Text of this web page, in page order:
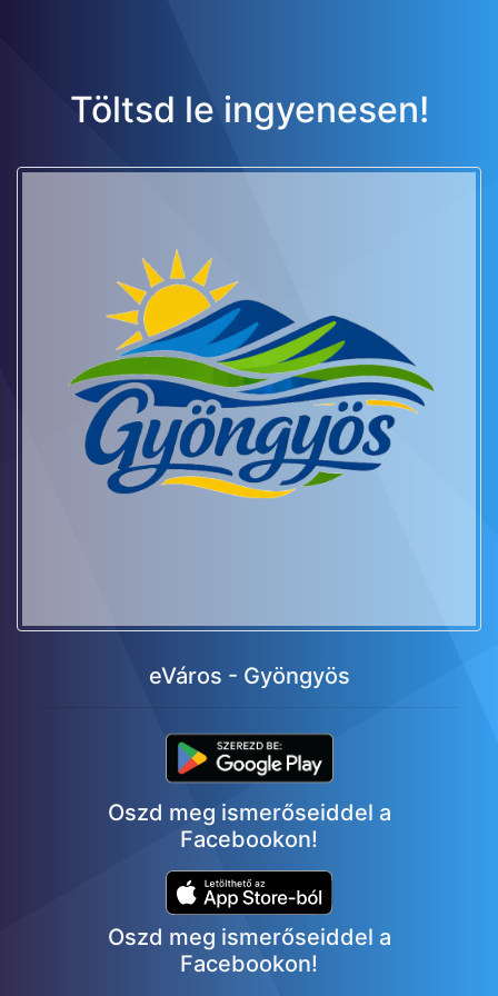
Töltsd le ingyenesen!
eVáros - Gyöngyös
Oszd meg ismerőseiddel a
Facebookon!
Oszd meg ismerőseiddel a
Facebookon!